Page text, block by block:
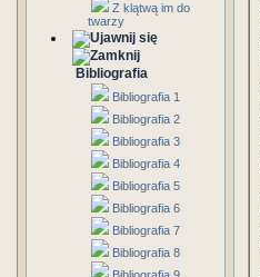
Z klątwą im do
twarzy
Bibliografia
Bibliografia 1
Bibliografia 2
Bibliografia 3
Bibliografia 4
Bibliografia 5
Bibliografia 6
Bibliografia 7
Bibliografia 8